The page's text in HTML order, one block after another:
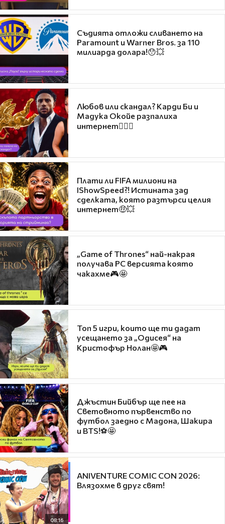
Съдията отложи сливането на
Paramount и Warner Bros. за 110
милиарда долара!😯💥
Любов или скандал? Карди Би и
Мадука Окойе разпалиха
интернет❤️‍🔥🔥
Плати ли FIFA милиони на
IShowSpeed?! Истината зад
сделката, която разтърси целия
интернет🤑💥
„Game of Thrones“ най-накрая
получава PC версията която
чакахме🎮🤩
Топ 5 игри, които ще ти дадат
усещането за „Одисея“ на
Кристофър Нолан🤩🎮
Джъстин Бийбър ще пее на
Световното първенство по
футбол заедно с Мадона, Шакира
и BTS!⚽🤩
08:16
ANIVENTURE COMIC CON 2026:
Влязохме в друг свят!